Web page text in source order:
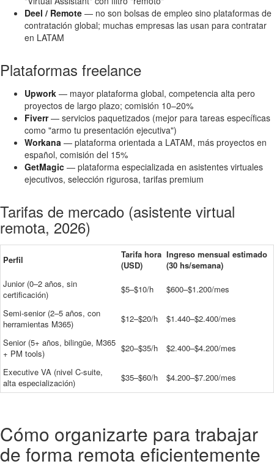
Deel / Remote — no son bolsas de empleo sino plataformas de
contratación global; muchas empresas las usan para contratar
en LATAM
Plataformas freelance
Upwork — mayor plataforma global, competencia alta pero
proyectos de largo plazo; comisión 10–20%
Fiverr— servicios paquetizados (mejor para tareas específicas
como "armo tu presentación ejecutiva")
Workana — plataforma orientada a LATAM, más proyectos en
español, comisión del 15%
GetMagic — plataforma especializada en asistentes virtuales
ejecutivos, selección rigurosa, tarifas premium
Tarifas de mercado (asistente virtual
remota, 2026)
Perfil
Tarifa hora
(USD)
Ingreso mensual estimado
(30 hs/semana)
Junior (0–2 años, sin
certificación)
$5–$10/h $600–$1.200/mes
Semi-senior (2–5 años, con
herramientas M365)
$12–$20/h $1.440–$2.400/mes
Senior (5+ años, bilingüe, M365
+ PM tools)
$20–$35/h $2.400–$4.200/mes
Executive VA (nivel C-suite,
alta especialización)
$35–$60/h $4.200–$7.200/mes
Cómo organizarte para trabajar
de forma remota eficientemente